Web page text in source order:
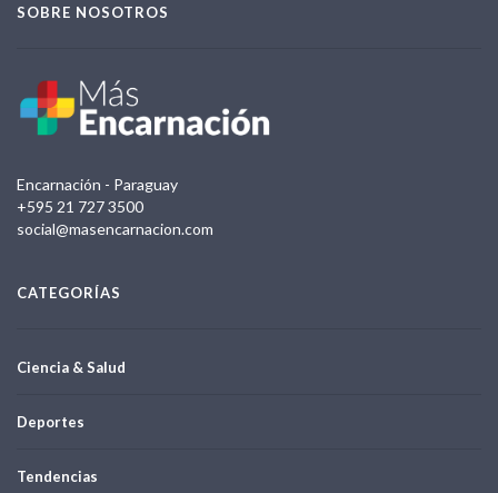
SOBRE NOSOTROS
Encarnación - Paraguay
+595 21 727 3500
social@masencarnacion.com
CATEGORÍAS
Ciencia & Salud
Deportes
Tendencias